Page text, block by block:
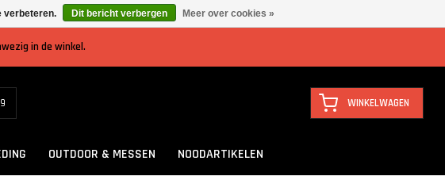
in de winkel.
WINKELWAGEN
OUTDOOR & MESSEN
NOODARTIKELEN
verbeteren. Dit bericht verbergen Meer over cookies »